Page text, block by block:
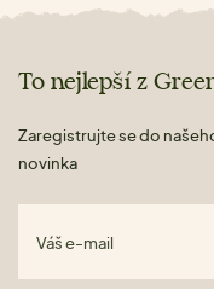
To nejlepší z
Zaregistrujte se do
novinka
Váš e-mail